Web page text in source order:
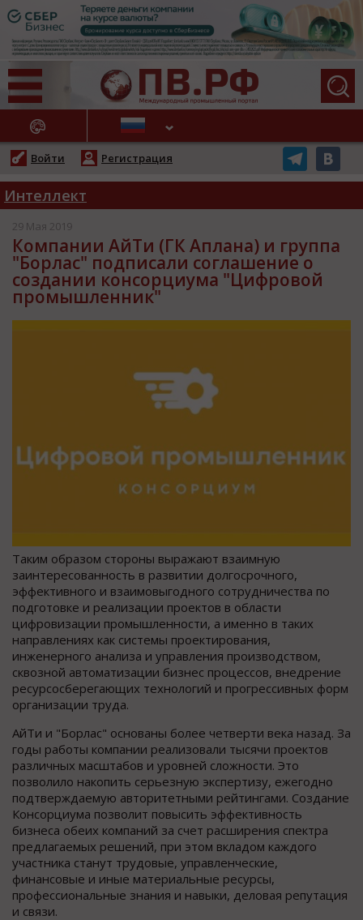
НОВОСТИ
Войти Регистрация
Интеллект
29 Мая 2019
Компании АйТи (ГК Аплана) и группа
"Борлас" подписали соглашение о
создании консорциума "Цифровой
промышленник"
Таким образом стороны выражают взаимную
заинтересованность в развитии долгосрочного,
эффективного и взаимовыгодного сотрудничества по
подготовке и реализации проектов в области
цифровизации промышленности, а именно в таких
направлениях как системы проектирования,
инженерного анализа и управления производством,
сквозной автоматизации бизнес процессов, внедрение
ресурсосберегающих технологий и прогрессивных форм
организации труда.
АйТи и "Борлас" основаны более четверти века назад. За
годы работы компании реализовали тысячи проектов
различных масштабов и уровней сложности. Это
позволило накопить серьезную экспертизу, ежегодно
подтверждаемую авторитетными рейтингами. Создание
Консорциума позволит повысить эффективность
бизнеса обеих компаний за счет расширения спектра
предлагаемых решений, при этом вкладом каждого
участника станут трудовые, управленческие,
финансовые и иные материальные ресурсы,
профессиональные знания и навыки, деловая репутация
и связи.